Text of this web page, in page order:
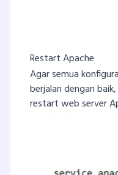
Restart Apache
Agar semua
berjalan dengan
restart web server